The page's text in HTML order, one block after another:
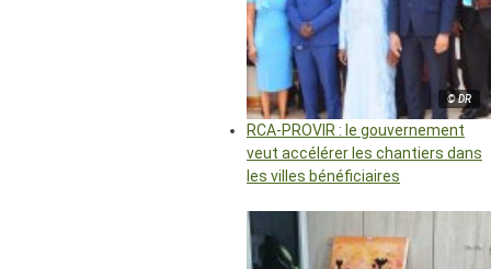
© DR
RCA-PROVIR : le gouvernement
veut accélérer les chantiers dans
les villes bénéficiaires